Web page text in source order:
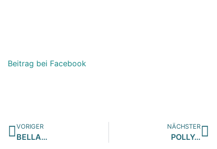
Beitrag bei Facebook
VORIGER
BELLA…
NÄCHSTER
POLLY…